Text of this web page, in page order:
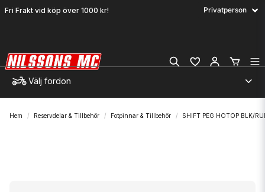
Fri Frakt vid köp över 1000 kr!
Välj fordon
Hem Reservdelar & Tillbehör Fotpinnar & Tillbehör SHIFT PEG HOTOP BLK/